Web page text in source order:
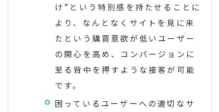
け”という特別感を持たせることに
より、なんとなくサイトを見に来
たという購買意欲が低いユーザー
の関心を高め、コンバージョンに
至る背中を押すような接客が可能
です。
困っているユーザーへの適切なサ